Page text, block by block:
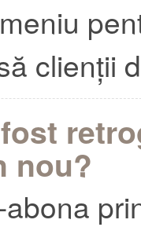
clienții
nou?